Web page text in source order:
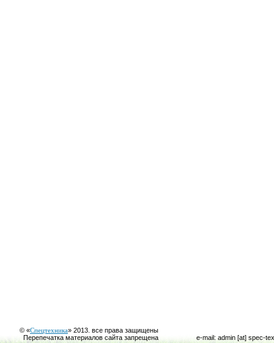
© «Спецтехника» 2013. все права защищены
Перепечатка материалов сайта запрещена
e-mail: admin [at] spec-